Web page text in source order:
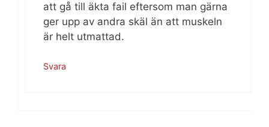
att gå till äkta fail eftersom man gärna
ger upp av andra skäl än att muskeln
är helt utmattad.
Svara